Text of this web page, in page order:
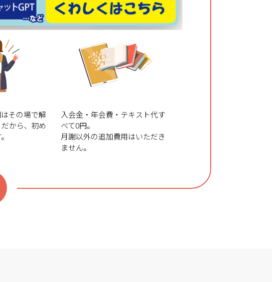
る
その場で解
から、初め
無料進呈
入会金・年会費・テキスト代す
べて0円。
月謝以外の追加費用はいただき
ません。